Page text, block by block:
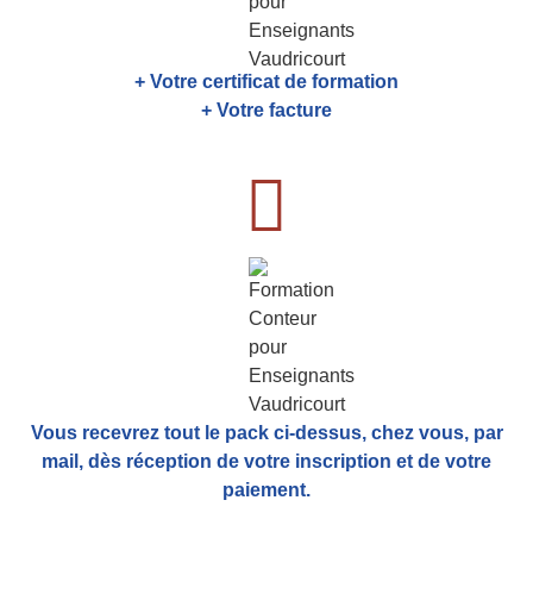
+ Votre certificat de formation
+ Votre facture
Vous recevrez tout le pack ci-dessus, chez vous, par
mail, dès réception de votre inscription et de votre
paiement.